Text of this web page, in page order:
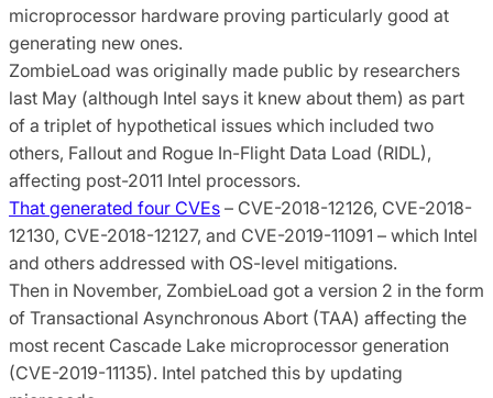
microprocessor hardware proving particularly good at
generating new ones.
ZombieLoad was originally made public by researchers
last May (although Intel says it knew about them) as part
of a triplet of hypothetical issues which included two
others, Fallout and Rogue In-Flight Data Load (RIDL),
affecting post-2011 Intel processors.
That generated four CVEs – CVE-2018-12126, CVE-2018-
12130, CVE-2018-12127, and CVE-2019-11091 – which Intel
and others addressed with OS-level mitigations.
Then in November, ZombieLoad got a version 2 in the form
of Transactional Asynchronous Abort (TAA) affecting the
most recent Cascade Lake microprocessor generation
(CVE-2019-11135). Intel patched this by updating